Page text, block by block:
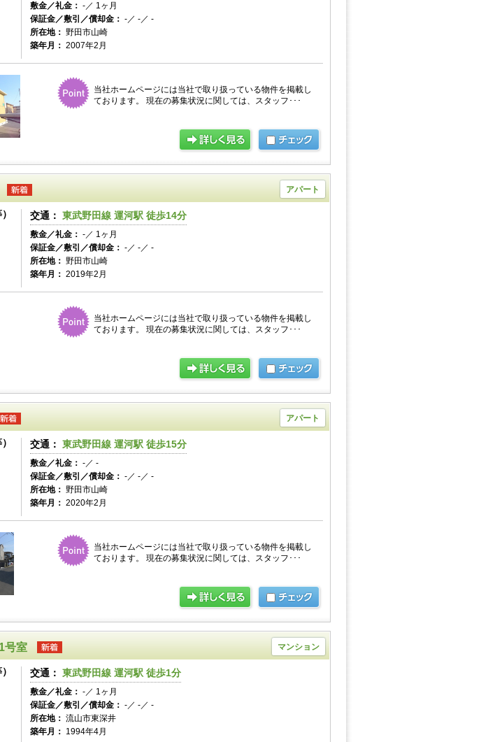
敷金／礼金： -／ 1ヶ月
保証金／敷引／償却金： -／ -／ -
所在地： 野田市山崎
築年月： 2007年2月
当社ホームページには当社で取り扱っている物件を掲載し
ております。 現在の募集状況に関しては、スタッフ･･･
アパート
交通： 東武野田線 運河駅 徒歩14分
敷金／礼金： -／ 1ヶ月
保証金／敷引／償却金： -／ -／ -
所在地： 野田市山崎
築年月： 2019年2月
当社ホームページには当社で取り扱っている物件を掲載し
ております。 現在の募集状況に関しては、スタッフ･･･
アパート
交通： 東武野田線 運河駅 徒歩15分
敷金／礼金： -／ -
保証金／敷引／償却金： -／ -／ -
所在地： 野田市山崎
築年月： 2020年2月
当社ホームページには当社で取り扱っている物件を掲載し
ております。 現在の募集状況に関しては、スタッフ･･･
号室 マンション
交通： 東武野田線 運河駅 徒歩1分
敷金／礼金： -／ 1ヶ月
保証金／敷引／償却金： -／ -／ -
所在地： 流山市東深井
築年月： 1994年4月